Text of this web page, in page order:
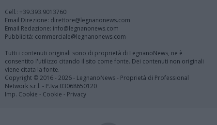
Cell.: +39.393.9013760
Email Direzione: direttore@legnanonews.com
Email Redazione: info@legnanonews.com
Pubblicità: commerciale@legnanonews.com
Tutti i contenuti originali sono di proprietà di LegnanoNews, ne è
consentito l'utilizzo citando il sito come fonte. Dei contenuti non originali
viene citata la fonte.
Copyright © 2016 - 2026 - LegnanoNews - Proprietà di Professional
Network s.r.l. - P.Iva 03068650120
Imp. Cookie - Cookie - Privacy